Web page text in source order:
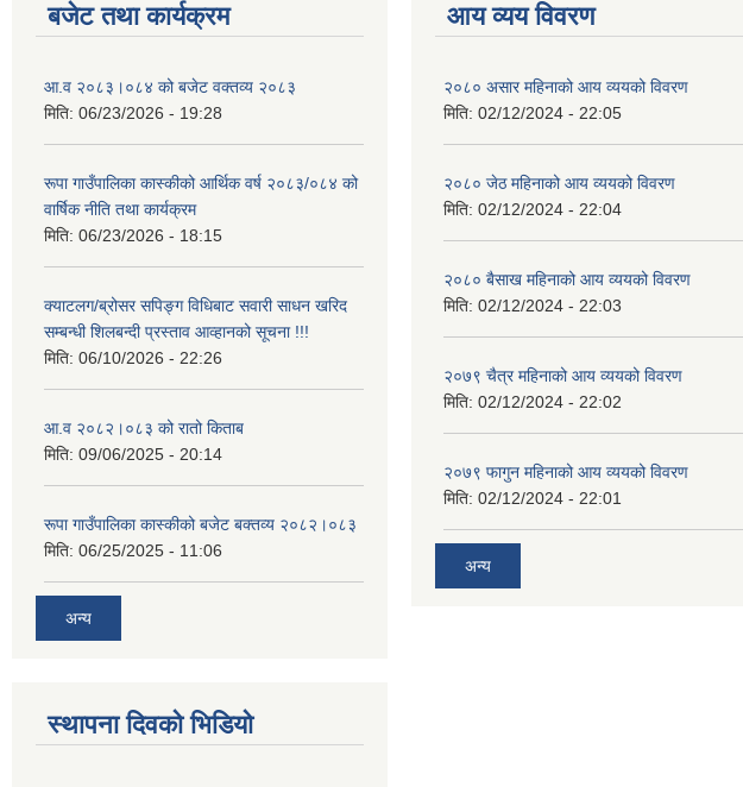
बजेट तथा कार्यक्रम
आ.व २०८३।०८४ को बजेट वक्तव्य २०८३
मिति: 06/23/2026 - 19:28
रूपा गाउँपालिका कास्कीको आर्थिक वर्ष २०८३/०८४ को
वार्षिक नीति तथा कार्यक्रम
मिति: 06/23/2026 - 18:15
क्याटलग/ब्रोसर सपिङ्ग विधिबाट सवारी साधन खरिद
सम्बन्धी शिलबन्दी प्रस्ताव आव्हानको सूचना !!!
मिति: 06/10/2026 - 22:26
आ.व २०८२।०८३ को रातो किताब
मिति: 09/06/2025 - 20:14
रूपा गाउँपालिका कास्कीको बजेट बक्तव्य २०८२।०८३
मिति: 06/25/2025 - 11:06
अन्य
आय व्यय विवरण
२०८० असार महिनाको आय व्ययको विवरण
मिति: 02/12/2024 - 22:05
२०८० जेठ महिनाको आय व्ययको विवरण
मिति: 02/12/2024 - 22:04
२०८० बैसाख महिनाको आय व्ययको विवरण
मिति: 02/12/2024 - 22:03
२०७९ चैत्र महिनाको आय व्ययको विवरण
मिति: 02/12/2024 - 22:02
२०७९ फागुन महिनाको आय व्ययको विवरण
मिति: 02/12/2024 - 22:01
अन्य
स्थापना दिवको भिडियो